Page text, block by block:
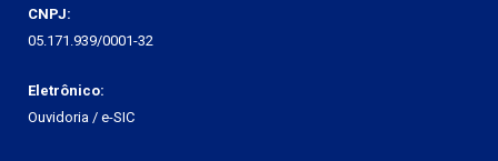
CNPJ:
05.171.939/0001-32
Eletrônico:
Ouvidoria / e-SIC